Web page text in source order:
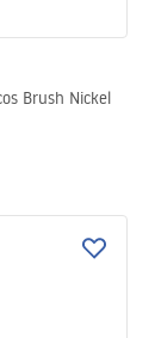
Brush Nickel